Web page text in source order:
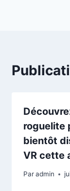
roguelite
bientôt
VR cette
Paradmin